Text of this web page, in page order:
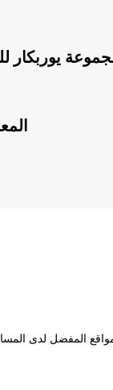
يوربكار
المفضل لدى